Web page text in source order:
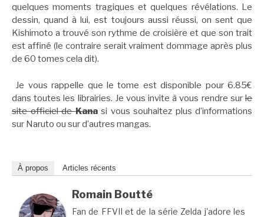
quelques moments tragiques et quelques révélations. Le
dessin, quand à lui, est toujours aussi réussi, on sent que
Kishimoto a trouvé son rythme de croisière et que son trait
est affiné (le contraire serait vraiment dommage après plus
de 60 tomes cela dit).
Je vous rappelle que le tome est disponible pour 6.85€
dans toutes les librairies. Je vous invite à vous rendre sur le
site officiel deKanasi vous souhaitez plus d’informations
sur Naruto ou sur d’autres mangas.
À propos Articles récents
Romain Boutté
Fan de FFVII et de la série Zelda j'adore les